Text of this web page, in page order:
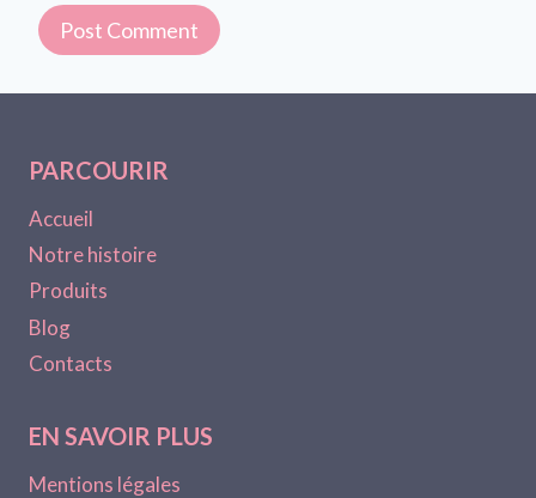
PARCOURIR
Accueil
Notre histoire
Produits
Blog
Contacts
EN SAVOIR PLUS
Mentions légales